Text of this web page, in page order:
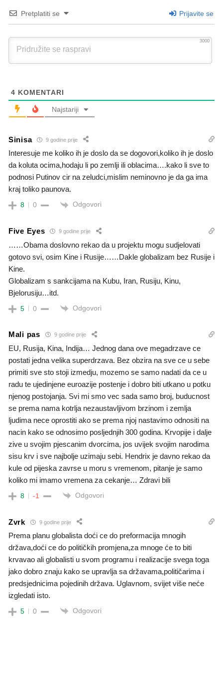
Pretplatiti se Prijavite se
3000
4 KOMENTARI
Najstariji
Sinisa 9 godine prije
Interesuje me koliko ih je doslo da se dogovori,koliko ih je doslo
da koluta ocima,hodaju li po zemlji ili oblacima….kako li sve to
podnosi Putinov cir na zeludci,mislim neminovno je da ga ima
kraj toliko paunova.
8 0 Odgovori
Five Eyes 9 godine prije
……Obama doslovno rekao da u projektu mogu sudjelovati
gotovo svi, osim Kine i Rusije……Dakle globalizam bez Rusije i
Kine.
Globalizam s sankcijama na Kubu, Iran, Rusiju, Kinu,
Bjelorusiju…itd.
5 0 Odgovori
Mali pas 9 godine prije
EU, Rusija, Kina, Indija… Jednog dana ove megadrzave ce
postati jedna velika superdrzava. Bez obzira na sve ce u sebe
primiti sve sto stoji izmedju, mozemo se samo nadati da ce u
radu te ujedinjene euroazije postenje i dobro biti utkano u potku
njenog postojanja. Svi mi smo vec sada samo broj, buducnost
se prema nama kotrlja nezaustavljivom brzinom i zemlja
ljudima nece oprostiti ako se prema njoj nastavimo odnositi na
nacin kako se odnosimo posljednjih 300 godina. Krvopije i dalje
zive u svojim pjescanim dvorcima, jos uvijek svojim narodima
sisu krv i sve najbolje uzimaju sebi. Hendrix je davno rekao da
kule od pijeska zavrse u moru s vremenom, pitanje je samo
koliko mi imamo vremena za cekanje… Zdravi bili
8 -1 Odgovori
Zvrk 9 godine prije
Prema planu globalista doći ce do preformacija mnogih
država,doći ce do političkih promjena,za mnoge će to biti
krvavao ali globalisti u svom programu i realizacije svega toga
jako dobro znaju kako se upravlja sa državama,političarima i
predsjednicima pojedinih država. Uglavnom, svijet više neće
izgledati isto.
5 0 Odgovori